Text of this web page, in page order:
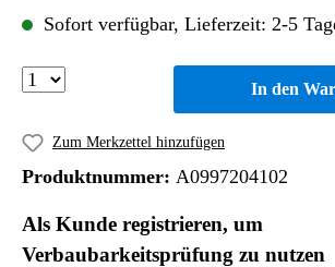
Sofort verfügbar, Lieferzeit: 2-5
In den
Zum Merkzettel hinzufügen
Produktnummer: A0997204102
Als Kunde registrieren, um
Verbaubarkeitsprüfung zu nutzen